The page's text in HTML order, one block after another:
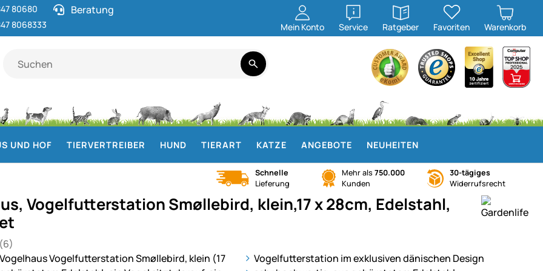
80680
8068333
Beratung
Mein Konto Service
öffnen
Ratgeber
öffnen
Favoriten Warenkorb
UND HOF TIERVERTREIBER HUND TIERART KATZE ANGEBOTE NEUHEITEN
Schnelle
Lieferung
Mehr als 750.000
Kunden
30-tägiges
Widerrufsrecht
Vogelfutterstation Smøllebird, klein,17 x 28cm, Edelstahl,
5 (6 Bewertungen)
(6)
Vogelfutterstation im exklusiven dänischen Design